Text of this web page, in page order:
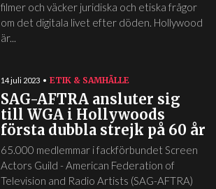
filmer och väcker juridiska och etiska frågor
om det digitala livet efter döden. Hollywood
är...
14 juli 2023 ETIK & SAMHÄLLE
SAG-AFTRA ansluter sig
till WGA i Hollywoods
första dubbla strejk på 60 år
65.000 medlemmar i fackförbundet Screen
Actors Guild - American Federation of
Television and Radio Artists (SAG-AFTRA)